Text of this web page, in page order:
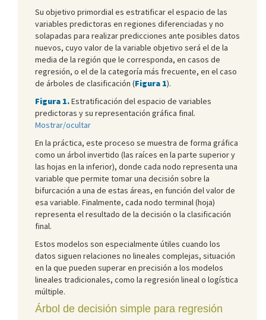
Su objetivo primordial es estratificar el espacio de las
variables predictoras en regiones diferenciadas y no
solapadas para realizar predicciones ante posibles datos
nuevos, cuyo valor de la variable objetivo será el de la
media de la región que le corresponda, en casos de
regresión, o el de la categoría más frecuente, en el caso
de árboles de clasificación (Figura 1).
Figura 1.Estratificación del espacio de variables
predictoras y su representación gráfica final.
Mostrar/ocultar
En la práctica, este proceso se muestra de forma gráfica
como un árbol invertido (las raíces en la parte superior y
las hojas en la inferior), donde cada nodo representa una
variable que permite tomar una decisión sobre la
bifurcación a una de estas áreas, en función del valor de
esa variable. Finalmente, cada nodo terminal (hoja)
representa el resultado de la decisión o la clasificación
final.
Estos modelos son especialmente útiles cuando los
datos siguen relaciones no lineales complejas, situación
en la que pueden superar en precisión a los modelos
lineales tradicionales, como la regresión lineal o logística
múltiple.
Árbol de decisión simple para regresión